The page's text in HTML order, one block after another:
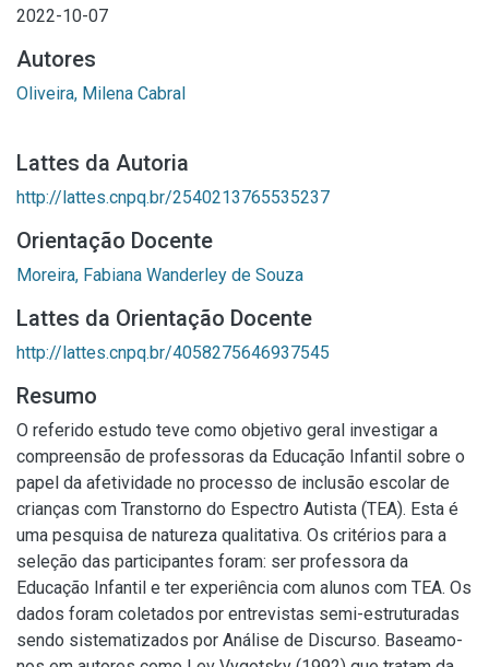
2022-10-07
Autores
Oliveira, Milena Cabral
Lattes da Autoria
http://lattes.cnpq.br/2540213765535237
Orientação Docente
Moreira, Fabiana Wanderley de Souza
Lattes da Orientação Docente
http://lattes.cnpq.br/4058275646937545
Resumo
O referido estudo teve como objetivo geral investigar a
compreensão de professoras da Educação Infantil sobre o
papel da afetividade no processo de inclusão escolar de
crianças com Transtorno do Espectro Autista (TEA). Esta é
uma pesquisa de natureza qualitativa. Os critérios para a
seleção das participantes foram: ser professora da
Educação Infantil e ter experiência com alunos com TEA. Os
dados foram coletados por entrevistas semi-estruturadas
sendo sistematizados por Análise de Discurso. Baseamo-